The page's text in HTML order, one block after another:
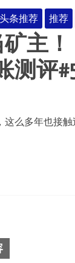
头条推荐 推荐
主
测评
么多年也接